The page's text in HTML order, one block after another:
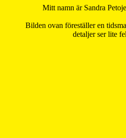
Mitt namn är Sandra
Bilden ovan föreställer en
detaljer ser lite